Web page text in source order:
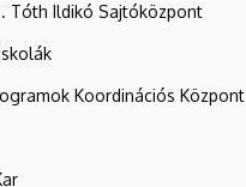
Tóth Ildikó Sajtóközpont
Koordinációs Központ